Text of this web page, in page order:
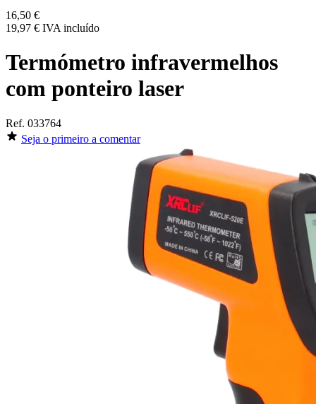
16,50 €
19,97 € IVA incluído
Termómetro infravermelhos
com ponteiro laser
Ref. 033764
Seja o primeiro a comentar